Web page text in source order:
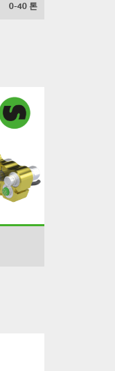
0-40 톤